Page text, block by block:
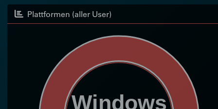
Plattformen (aller User)
Windows